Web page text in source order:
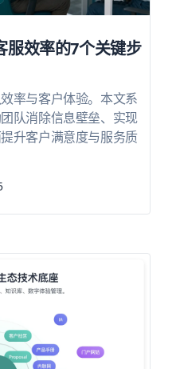
服效率的7个关键步
率与客户体验。本文系
队消除信息壁垒、实现
升客户满意度与服务质